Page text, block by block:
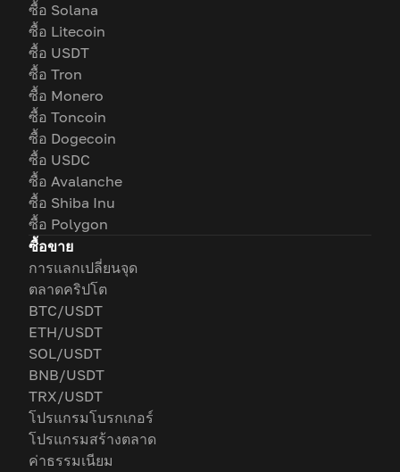
ซื้อ Solana
ซื้อ Litecoin
ซื้อ USDT
ซื้อ Tron
ซื้อ Monero
ซื้อ Toncoin
ซื้อ Dogecoin
ซื้อ USDC
ซื้อ Avalanche
ซื้อ Shiba Inu
ซื้อ Polygon
ซื้อขาย
การแลกเปลี่ยนจุด
ตลาดคริปโต
BTC/USDT
ETH/USDT
SOL/USDT
BNB/USDT
TRX/USDT
โปรแกรมโบรกเกอร์
โปรแกรมสร้างตลาด
ค่าธรรมเนียม